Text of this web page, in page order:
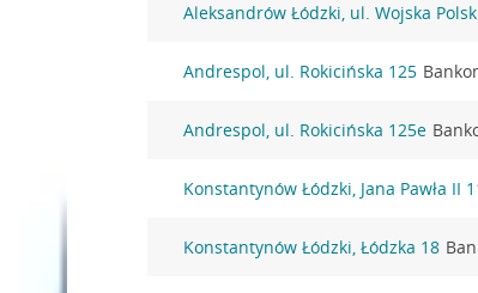
Aleksandrów Łódzki, ul. Wojska
Andrespol, ul. Rokicińska 125
Andrespol, ul. Rokicińska 125e
Konstantynów Łódzki, Jana Pawła II
Konstantynów Łódzki, Łódzka 18